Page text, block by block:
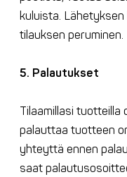
kuluista.
tilauksen peruminen.
5. Palautukset
Tilaamillasi tuotteilla
palauttaa tuotteen
yhteyttä ennen
saat